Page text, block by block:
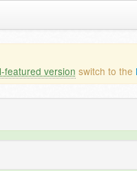
featured version switch to the